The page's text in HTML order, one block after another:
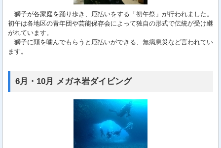
獅子が各家庭を踊り歩き、厄払いをする「初午祭」が行われました。
初午は各地区の青年団や芸能保存会によって独自の形式で伝統が受け継
がれています。
獅子に頭を噛んでもらうと厄払いができる、無病息災など言われてい
ます。
6月・10月 メガネ岩ダイビング